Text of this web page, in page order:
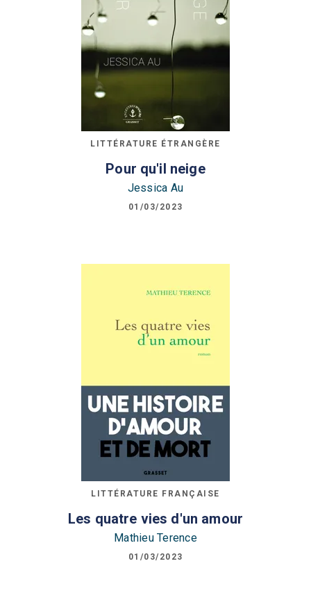
LITTÉRATURE ÉTRANGÈRE
Pour qu'il neige
Jessica Au
01/03/2023
LITTÉRATURE FRANÇAISE
Les quatre vies d'un amour
Mathieu Terence
01/03/2023